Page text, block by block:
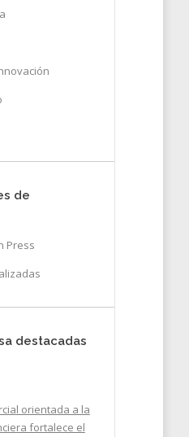
de
Press
destacadas
orientada a la
fortalece el